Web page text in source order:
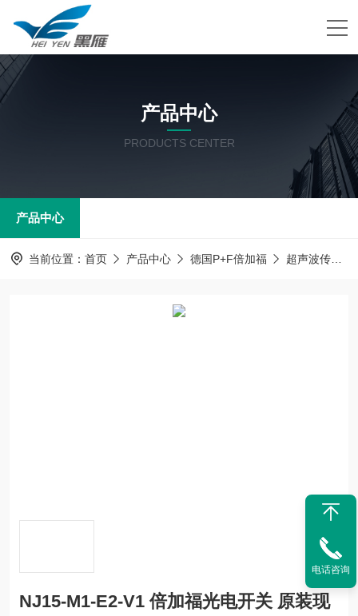
产品中心
PRODUCTS CENTER
产品中心
当前位置： 首页 产品中心 德国P+F倍加福 超声波传感器
NJ15-M1-E2-V1 倍加福光电开关 原装现
电话咨询